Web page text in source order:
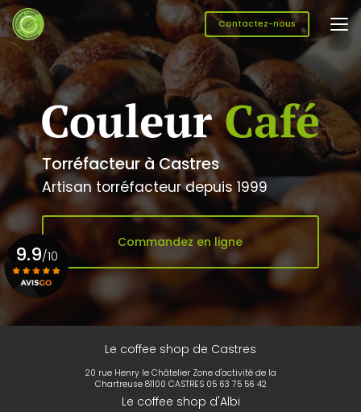
Aller
au
contenu
principal
Contactez-nous
Torréfacteur à Castres
Artisan torréfacteur depuis 1999
Commandez en ligne
Le coffee shop de Castres
20 rue Henry le Châtelier Zone d'activité de la
Chartreuse 81100 CASTRES 05 63 75 56 42
Le coffee shop d'Albi
9.9/10